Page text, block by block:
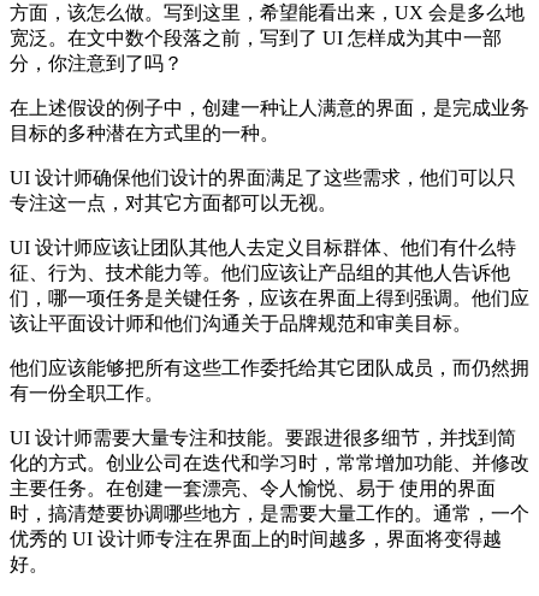
方面，该怎么做。写到这里，希望能看出来，UX 会是多么地
宽泛。在文中数个段落之前，写到了 UI 怎样成为其中一部
分，你注意到了吗？
在上述假设的例子中，创建一种让人满意的界面，是完成业务
目标的多种潜在方式里的一种。
UI 设计师确保他们设计的界面满足了这些需求，他们可以只
专注这一点，对其它方面都可以无视。
UI 设计师应该让团队其他人去定义目标群体、他们有什么特
征、行为、技术能力等。他们应该让产品组的其他人告诉他
们，哪一项任务是关键任务，应该在界面上得到强调。他们应
该让平面设计师和他们沟通关于品牌规范和审美目标。
他们应该能够把所有这些工作委托给其它团队成员，而仍然拥
有一份全职工作。
UI 设计师需要大量专注和技能。要跟进很多细节，并找到简
化的方式。创业公司在迭代和学习时，常常增加功能、并修改
主要任务。在创建一套漂亮、令人愉悦、易于 使用的界面
时，搞清楚要协调哪些地方，是需要大量工作的。通常，一个
优秀的 UI 设计师专注在界面上的时间越多，界面将变得越
好。